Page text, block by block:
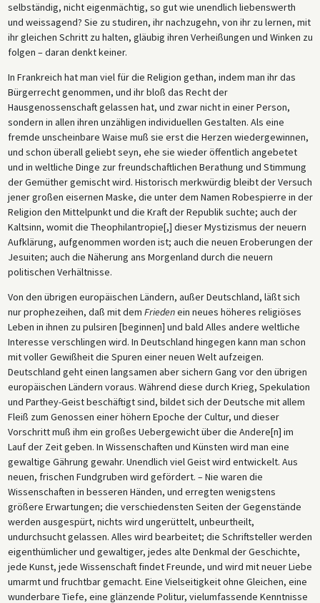
selbständig, nicht eigenmächtig, so gut wie unendlich liebenswerth
und weissagend? Sie zu studiren, ihr nachzugehn, von ihr zu lernen, mit
ihr gleichen Schritt zu halten, gläubig ihren Verheißungen und Winken zu
folgen – daran denkt keiner.
In Frankreich hat man viel für die Religion gethan, indem man ihr das
Bürgerrecht genommen, und ihr bloß das Recht der
Hausgenossenschaft gelassen hat, und zwar nicht in einer Person,
sondern in allen ihren unzähligen individuellen Gestalten. Als eine
fremde unscheinbare Waise muß sie erst die Herzen wiedergewinnen,
und schon überall geliebt seyn, ehe sie wieder öffentlich angebetet
und in weltliche Dinge zur freundschaftlichen Berathung und Stimmung
der Gemüther gemischt wird. Historisch merkwürdig bleibt der Versuch
jener großen eisernen Maske, die unter dem Namen Robespierre in der
Religion den Mittelpunkt und die Kraft der Republik suchte; auch der
Kaltsinn, womit die Theophilantropie[,] dieser Mystizismus der neuern
Aufklärung, aufgenommen worden ist; auch die neuen Eroberungen der
Jesuiten; auch die Näherung ans Morgenland durch die neuern
politischen Verhältnisse.
Von den übrigen europäischen Ländern, außer Deutschland, läßt sich
nur prophezeihen, daß mit dem Friedenein neues höheres religiöses
Leben in ihnen zu pulsiren [beginnen] und bald Alles andere weltliche
Interesse verschlingen wird. In Deutschland hingegen kann man schon
mit voller Gewißheit die Spuren einer neuen Welt aufzeigen.
Deutschland geht einen langsamen aber sichern Gang vor den übrigen
europäischen Ländern voraus. Während diese durch Krieg, Spekulation
und Parthey-Geist beschäftigt sind, bildet sich der Deutsche mit allem
Fleiß zum Genossen einer höhern Epoche der Cultur, und dieser
Vorschritt muß ihm ein großes Uebergewicht über die Andere[n] im
Lauf der Zeit geben. In Wissenschaften und Künsten wird man eine
gewaltige Gährung gewahr. Unendlich viel Geist wird entwickelt. Aus
neuen, frischen Fundgruben wird gefördert. – Nie waren die
Wissenschaften in besseren Händen, und erregten wenigstens
größere Erwartungen; die verschiedensten Seiten der Gegenstände
werden ausgespürt, nichts wird ungerüttelt, unbeurtheilt,
undurchsucht gelassen. Alles wird bearbeitet; die Schriftsteller werden
eigenthümlicher und gewaltiger, jedes alte Denkmal der Geschichte,
jede Kunst, jede Wissenschaft findet Freunde, und wird mit neuer Liebe
umarmt und fruchtbar gemacht. Eine Vielseitigkeit ohne Gleichen, eine
wunderbare Tiefe, eine glänzende Politur, vielumfassende Kenntnisse